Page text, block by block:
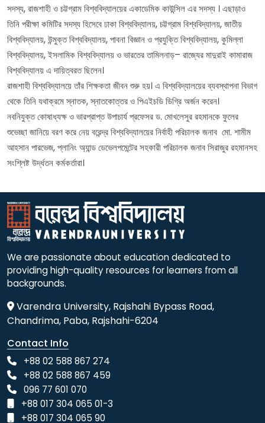
সদস্য, রাজশাহী ও চট্টগ্রাম বিশ্ববিদ্যালয়ের একাডেমিক কাউন্সিল এর সদস্য । এছাড়াও
তিনি পরীক্ষা কমিটির সদস্য হিসেবে ঢাকা বিশ্ববিদ্যালয়, চট্টগ্রাম বিশ্ববিদ্যালয়, জাতীয়
বিশ্ববিদ্যালয়, উন্মুক্ত বিশ্ববিদ্যালয়, পাবনা বিজ্ঞান ও প্রযুক্তি বিশ্ববিদ্যালয়, কুমিল্লা
বিশ্ববিদ্যালয়, ইসলামিক বিশ্ববিদ্যালয় ও ভারতের তামিলনাড়– রাজ্যের মাদুরাই কামারাজ
বিশ্ববিদ্যালয় এ দায়িত্বরত ছিলেন।
রাজশাহী বিশ্ববিদ্যালয়ে তাঁর শিক্ষকতা জীবন শুরু হয়। এ বিশ্ববিদ্যালয়ের ব্যবস্থাপনা বিভাগ
থেকে তিনি যথাক্রমে স্নাতক, স্নাতকোত্তর ও পিএইচডি ডিগ্রি অর্জন করেন।
নবনিযুক্ত কোষাধ্যক্ষ ও ভারপ্রাপ্ত উপাচার্য প্রফেসর ড. মোখলেসুর রহমানকে ফুলের
শুভেচ্ছা জানিয়ে বরণ করে নেয় বরেন্দ্র বিশ্ববিদ্যালয়ের নির্বাহী পরিচালক জনাব মো. শামীম
আহসান পারভেজ, প্লানিং অ্যান্ড ডেভেলপমেন্টের সহকারী পরিচালক জনাব সিরাজুর রহমানসহ
সংশ্লিষ্ট উর্দ্ধতন কর্মকর্তারা।
We are passionate about education dedicated to
providing high-quality resources for learners from all
backgrounds.
Varendra University, Rajshahi Bypass Road,
Chandrima, Paba, Rajshahi-6204
Contact Info
+88 02 588 867 274
+88 02 588 867 459
096 77 601 070
+88 017 304 065 01-3
+88 017 304 065 90